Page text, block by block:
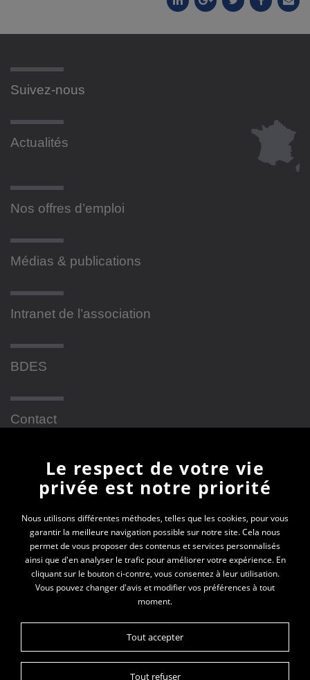
Suivez-nous
Actualités
Nos offres d’emploi
Médias & publications
Intranet de l’association
BDES
Contact
Newsletter
En vous inscrivant à la newsletter, vous recevrez
toutes les actualités des PEP 69
Votre e-mail*
Le respect de votre vie
privée est notre priorité
Nous utilisons différentes méthodes, telles que les cookies, pour vous
garantir la meilleure navigation possible sur notre site. Cela nous
permet de vous proposer des contenus et services personnalisés
ainsi que d'en analyser le trafic pour améliorer votre expérience. En
cliquant sur le bouton ci-contre, vous consentez à leur utilisation.
Vous pouvez changer d'avis et modifier vos préférences à tout
moment.
Tout accepter
Tout refuser